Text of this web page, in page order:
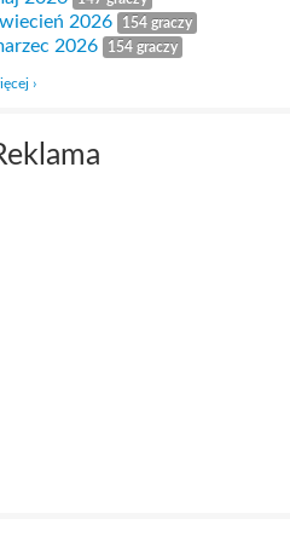
2026 154 graczy
2026 154 graczy
›